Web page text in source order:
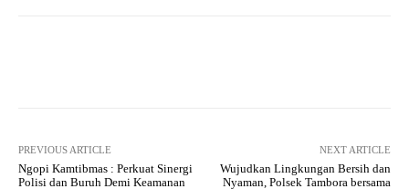
PREVIOUS ARTICLE
Ngopi Kamtibmas : Perkuat Sinergi
Polisi dan Buruh Demi Keamanan
NEXT ARTICLE
Wujudkan Lingkungan Bersih dan
Nyaman, Polsek Tambora bersama